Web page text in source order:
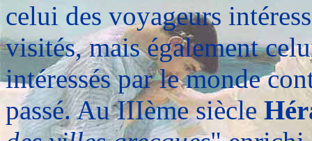
celui des voyageurs
visités, mais également
intéressés par le monde
passé. Au IIIème siècle